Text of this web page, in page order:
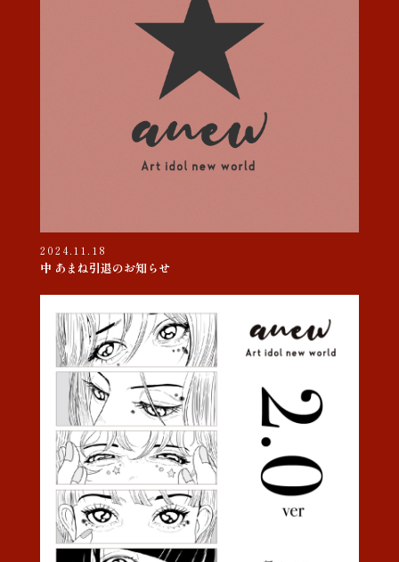
2024.11.18
中 あまね引退のお知らせ